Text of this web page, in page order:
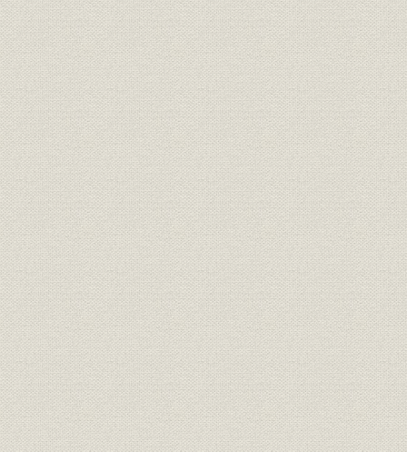
第8 新幹線の信号設備
第8章 工作
第1節 車両
第1 概説
第2 車両の変遷
第3 ブレーキ装置
第2節 工場
第1 概説
第2 工場の変遷
第3 経営の合理化
第4 工場管理
第5 車両の検査修繕